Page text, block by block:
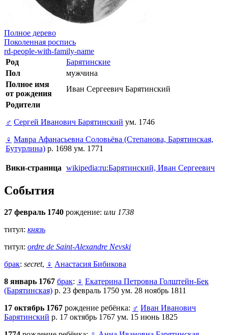
Полное дерево
Поколенная роспись
rd-people-with-family-name
Род
Барятинские
Пол
мужчина
Полное имя
от рождения
Иван Сергеевич Барятинский
Родители
♂ Сергей Иванович Барятинский ум. 1746
♀ Мавра Афанасьевна Соловьёва (Степанова, Барятинская,
Бутурлина) р. 1698 ум. 1771
Вики-страница wikipedia:ru:Барятинский, Иван Сергеевич
События
27 февраль 1740 рождение: или 1738
титул: князь
титул: ordre de Saint-Alexandre Nevski
брак: secret, ♀ Анастасия Бибикова
8 январь 1767 брак: ♀ Екатерина Петровна Голштейн-Бек
(Барятинская) р. 23 февраль 1750 ум. 28 ноябрь 1811
17 октябрь 1767 рождение ребёнка: ♂ Иван Иванович
Барятинский р. 17 октябрь 1767 ум. 15 июнь 1825